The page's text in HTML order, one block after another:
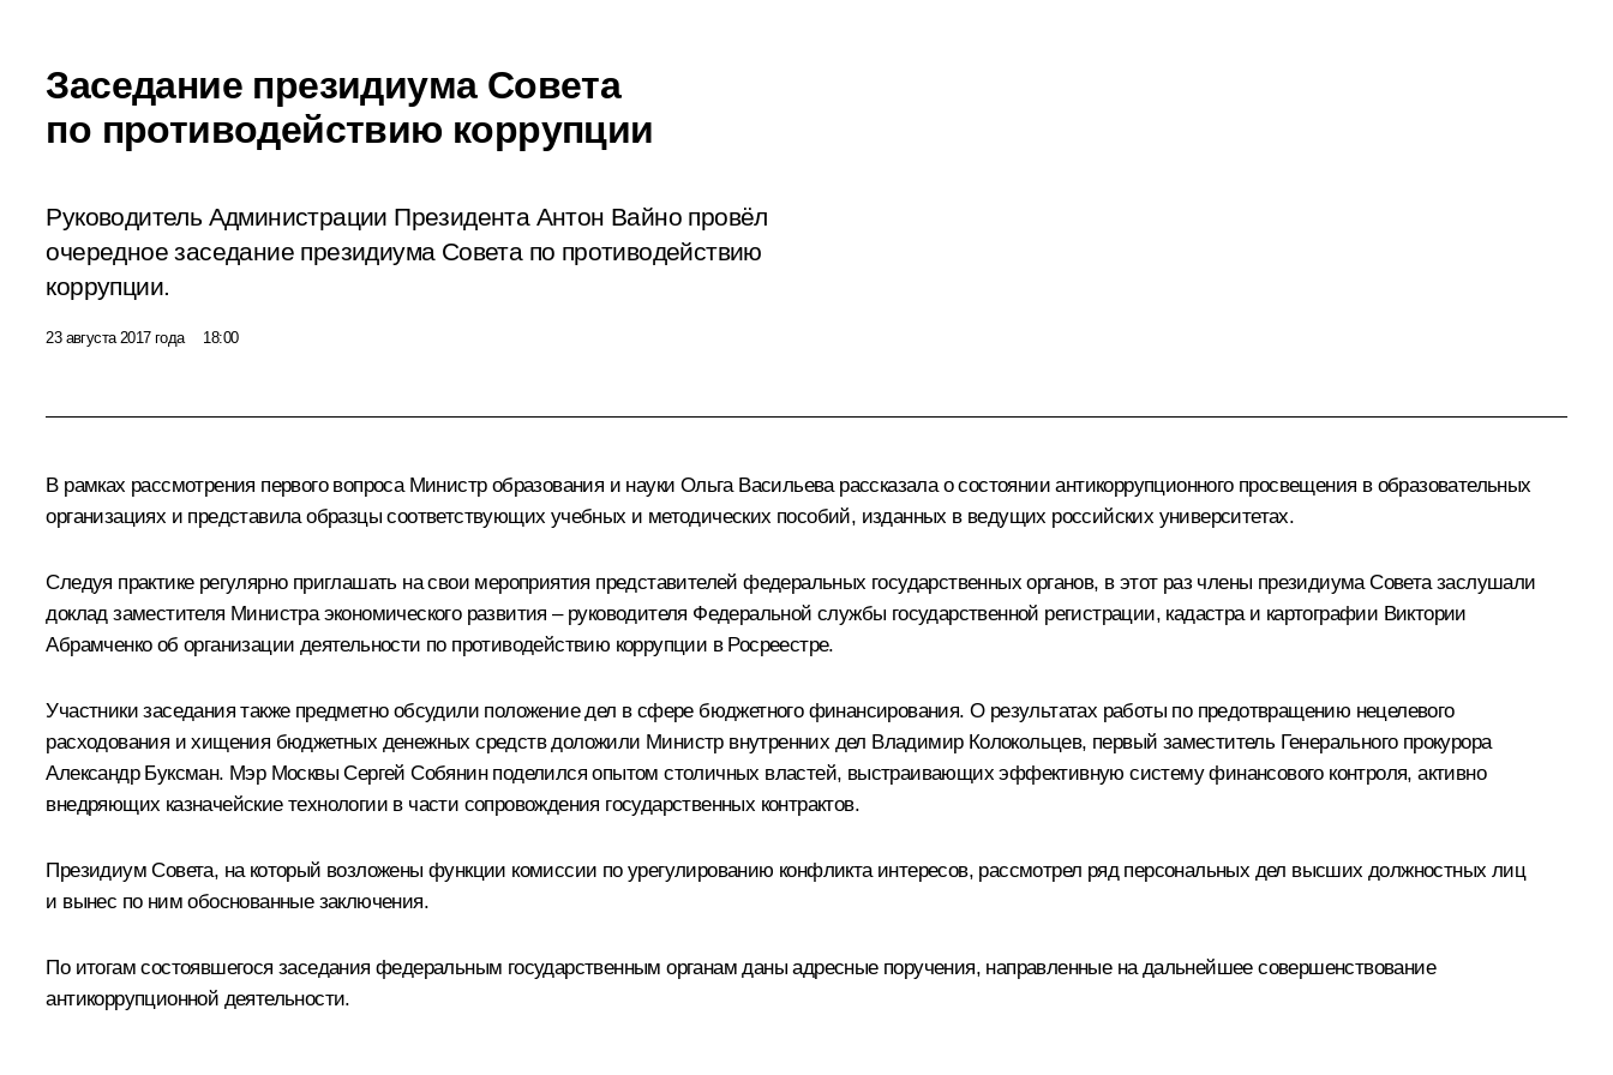
Заседание президиума Совета
по противодействию коррупции
Руководитель Администрации Президента Антон Вайно провёл
очередное заседание президиума Совета по противодействию
коррупции.
23 августа 2017 года 18:00
В рамках рассмотрения первого вопроса Министр образования и науки Ольга Васильеварассказала о состоянии антикоррупционного просвещения в образовательных
организациях и представила образцы соответствующих учебных и методических пособий, изданных в ведущих российских университетах.
Следуя практике регулярно приглашать на свои мероприятия представителей федеральных государственных органов, в этот раз члены президиума Совета заслушали
доклад заместителя Министра экономического развития – руководителя Федеральной службы государственной регистрации, кадастра и картографии Виктории
Абрамченко об организации деятельности по противодействию коррупции в Росреестре.
Участники заседания также предметно обсудили положение дел в сфере бюджетного финансирования. О результатах работы по предотвращению нецелевого
расходования и хищения бюджетных денежных средств доложили Министр внутренних дел Владимир Колокольцев, первый заместитель Генерального прокурора
Александр Буксман. Мэр МосквыСергей Собянинподелился опытом столичных властей, выстраивающих эффективную систему финансового контроля, активно
внедряющих казначейские технологии в части сопровождения государственных контрактов.
Президиум Совета, на который возложены функции комиссии по урегулированию конфликта интересов, рассмотрел ряд персональных дел высших должностных лиц
и вынес по ним обоснованные заключения.
По итогам состоявшегося заседания федеральным государственным органам даны адресные поручения, направленные на дальнейшее совершенствование
антикоррупционной деятельности.